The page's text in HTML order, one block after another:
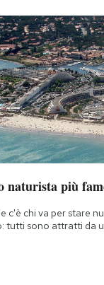
naturista più
c'è chi va per stare
tutti sono attratti da